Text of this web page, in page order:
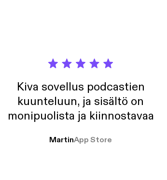
Kiva sovellus podcastien
kuunteluun, ja sisältö on
monipuolista ja kiinnostavaa
MartinApp Store